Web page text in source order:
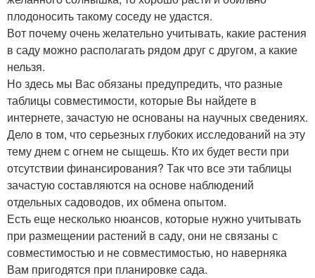
плодоносить такому соседу не удастся.
Вот почему очень желательно учитывать, какие растения
в саду можно располагать рядом друг с другом, а какие
нельзя.
Но здесь мы Вас обязаны предупредить, что разные
таблицы совместимости, которые Вы найдете в
интернете, зачастую не основаны на научных сведениях.
Дело в том, что серьезных глубоких исследований на эту
тему днем с огнем не сыщешь. Кто их будет вести при
отсутствии финансирования? Так что все эти таблицы
зачастую составляются на основе наблюдений
отдельных садоводов, их обмена опытом.
Есть еще несколько нюансов, которые нужно учитывать
при размещении растений в саду, они не связаны с
совместимостью и не совместимостью, но наверняка
Вам пригодятся при планировке сада.